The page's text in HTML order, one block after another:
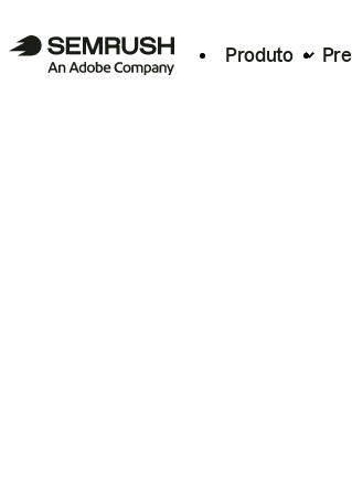
Produto